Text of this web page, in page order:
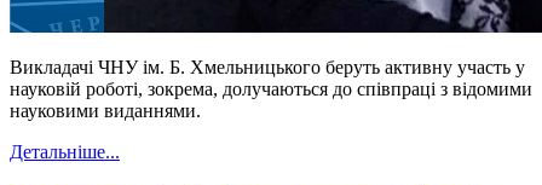
Викладачі ЧНУ ім. Б. Хмельницького беруть активну участь у
науковій роботі, зокрема, долучаються до співпраці з відомими
науковими виданнями.
Детальніше...